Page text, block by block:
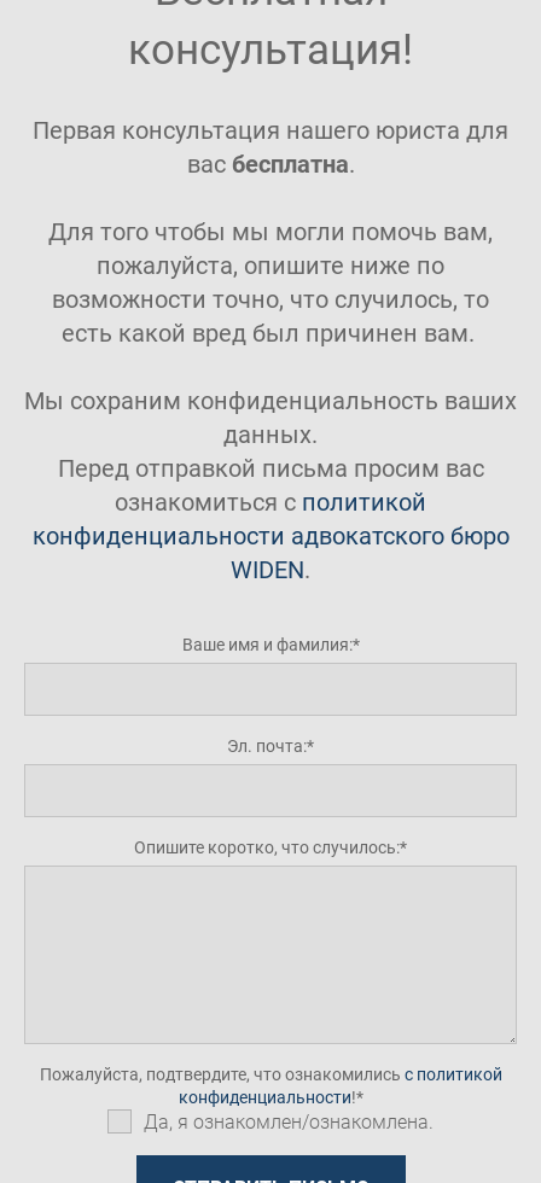
консультация!
Первая консультация нашего юриста для
вас бесплатна.
Для того чтобы мы могли помочь вам,
пожалуйста, опишите ниже по
возможности точно, что случилось, то
есть какой вред был причинен вам.
Мы сохраним конфиденциальность ваших
данных.
Перед отправкой письма просим вас
ознакомиться с политикой
конфиденциальности адвокатского бюро
WIDEN.
Ваше имя и фамилия:
Эл. почта:
Опишите коротко, что случилось:
Пожалуйста, подтвердите, что ознакомились с политикой
конфиденциальности!
Да, я ознакомлен/ознакомлена.